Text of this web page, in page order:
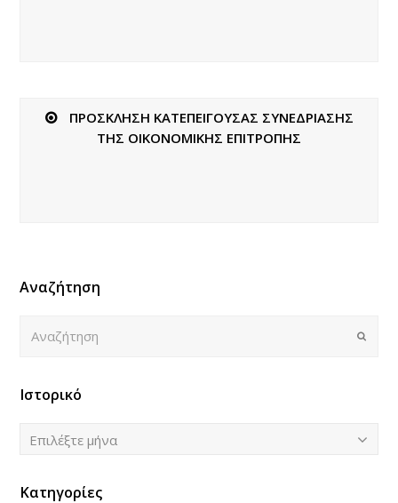
ΠΡΟΣΚΛΗΣΗ ΚΑΤΕΠΕΙΓΟΥΣΑΣ ΣΥΝΕΔΡΙΑΣΗΣ
ΤΗΣ ΟΙΚΟΝΟΜΙΚΗΣ ΕΠΙΤΡΟΠΗΣ
Αναζήτηση
Submit
Ιστορικό
Ιστορικό
Επιλέξτε μήνα
Κατηγορίες